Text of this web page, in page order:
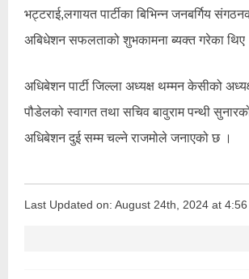
भट्टराई,लगायत पार्टीका बिभिन्न जनबर्गिय
अबिधेशन सफलताको शुभकामना ब्यक्त गरेका थिए
अधिबेशन पार्टी जिल्ला अध्यक्ष थम्मन केसीको
पौडेलको स्वागत तथा सचिव बावुराम पन्थी
अधिबेशन दुई सम्म चल्ने राजमोले जनाएको छ ।
Last Updated on: August 24th, 2024 at